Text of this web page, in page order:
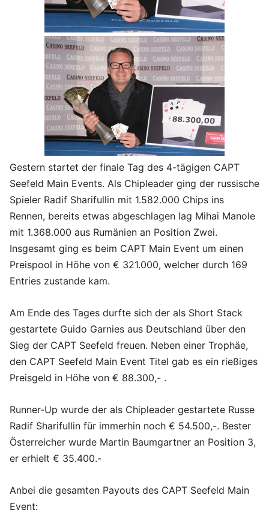
Gestern startet der finale Tag des 4-tägigen CAPT
Seefeld Main Events. Als Chipleader ging der russische
Spieler Radif Sharifullin mit 1.582.000 Chips ins
Rennen, bereits etwas abgeschlagen lag Mihai Manole
mit 1.368.000 aus Rumänien an Position Zwei.
Insgesamt ging es beim CAPT Main Event um einen
Preispool in Höhe von € 321.000, welcher durch 169
Entries zustande kam.
Am Ende des Tages durfte sich der als Short Stack
gestartete Guido Garnies aus Deutschland über den
Sieg der CAPT Seefeld freuen. Neben einer Trophäe,
den CAPT Seefeld Main Event Titel gab es ein rießiges
Preisgeld in Höhe von € 88.300,- .
Runner-Up wurde der als Chipleader gestartete Russe
Radif Sharifullin für immerhin noch € 54.500,-. Bester
Österreicher wurde Martin Baumgartner an Position 3,
er erhielt € 35.400.-
Anbei die gesamten Payouts des CAPT Seefeld Main
Event: